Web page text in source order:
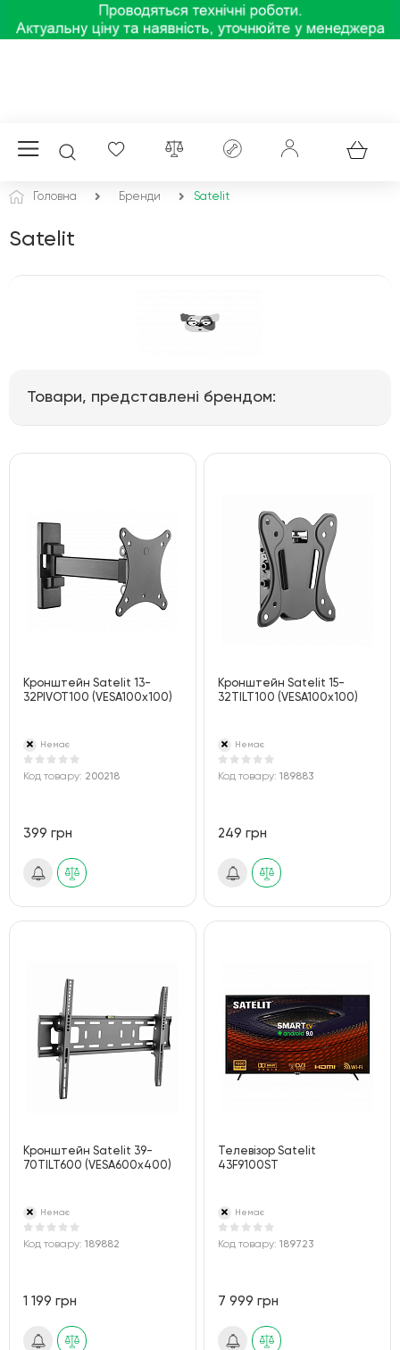
Головна Бренди Satelit
Satelit
Товари, представлені брендом:
Кронштейн Satelit 13-
32PIVOT100 (VESA100х100)
Немає
Код товару: 200218
399 грн
Кронштейн Satelit 15-
32TILT100 (VESA100х100)
Немає
Код товару:189883
249 грн
Кронштейн Satelit 39-
70TILT600 (VESA600х400)
Немає
Код товару: 189882
1 199 грн
Телевiзор Satelit
43F9100ST
Немає
Код товару:189723
7 999 грн